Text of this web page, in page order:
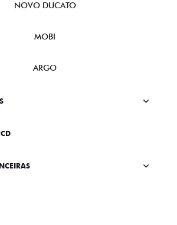
NOVO DUCATO
MOBI
ARGO